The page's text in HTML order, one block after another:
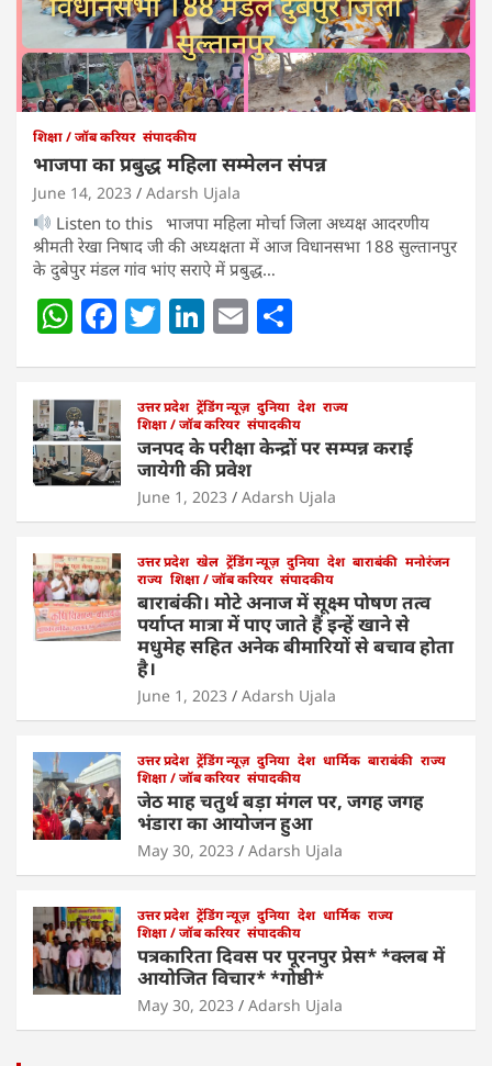
शिक्षा / जॉब करियर संपादकीय
भाजपा का प्रबुद्ध महिला सम्मेलन संपन्न
June 14, 2023 Adarsh Ujala
Listen to this भाजपा महिला मोर्चा जिला अध्यक्ष आदरणीय
श्रीमती रेखा निषाद जी की अध्यक्षता में आज विधानसभा 188 सुल्तानपुर
के दुबेपुर मंडल गांव भांए सराऐ में प्रबुद्ध…
W
s
A
p
p
F
e
b
o
o
k
T
er
Li
e
dI
n
E
l e
उत्तर प्रदेश ट्रेंडिंग न्यूज़ दुनिया देश राज्य
शिक्षा / जॉब करियर संपादकीय
जनपद के परीक्षा केन्द्रों पर सम्पन्न कराई
जायेगी की प्रवेश
June 1, 2023 Adarsh Ujala
उत्तर प्रदेश खेल ट्रेंडिंग न्यूज़ दुनिया देश बाराबंकी मनोरंजन
राज्य शिक्षा / जॉब करियर संपादकीय
बाराबंकी। मोटे अनाज में सूक्ष्म पोषण तत्व
पर्याप्त मात्रा में पाए जाते हैं इन्हें खाने से
मधुमेह सहित अनेक बीमारियों से बचाव होता
है।
June 1, 2023 Adarsh Ujala
उत्तर प्रदेश ट्रेंडिंग न्यूज़ दुनिया देश धार्मिक बाराबंकी राज्य
शिक्षा / जॉब करियर संपादकीय
जेठ माह चतुर्थ बड़ा मंगल पर, जगह जगह
भंडारा का आयोजन हुआ
May 30, 2023 Adarsh Ujala
उत्तर प्रदेश ट्रेंडिंग न्यूज़ दुनिया देश धार्मिक राज्य
शिक्षा / जॉब करियर संपादकीय
पत्रकारिता दिवस पर पूरनपुर प्रेस* *क्लब में
आयोजित विचार* *गोष्ठी*
May 30, 2023 Adarsh Ujala